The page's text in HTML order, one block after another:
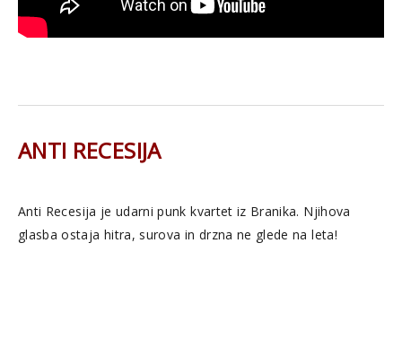
ANTI RECESIJA
Anti Recesija je udarni punk kvartet iz Branika. Njihova
glasba ostaja hitra, surova in drzna ne glede na leta!